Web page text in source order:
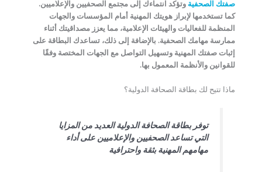
صفتك الصحفية وتؤكد انتماءك إلى مجتمع الصحفيين والإعلاميين.
كما تستخدمها لإبراز هويتك المهنية أمام المؤسسات والجهات
المنظمة للفعاليات والهيئات الإعلامية، مما يعزز مصداقيتك أثناء
ممارسة مهامك الصحفية. بالإضافة إلى ذلك، تساعدك البطاقة على
إثبات صفتك المهنية وتسهيل التواصل مع الجهات المختصة وفقًا
للقوانين والأنظمة المعمول بها.
ماذا تتيح لك بطاقة الصحافة الدولية؟
توفر بطاقة الصحافة الدولية العديد من المزايا
التي تساعد الصحفيين والإعلاميين على أداء
مهامهم المهنية بثقة واحترافية